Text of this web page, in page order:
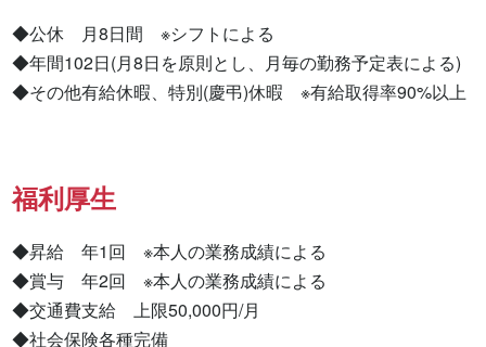
◆公休　月8日間　※シフトによる
◆年間102日(月8日を原則とし、月毎の勤務予定表による)
◆その他有給休暇、特別(慶弔)休暇　※有給取得率90%以上
福利厚生
◆昇給　年1回　※本人の業務成績による
◆賞与　年2回　※本人の業務成績による
◆交通費支給　上限50,000円/月
◆社会保険各種完備